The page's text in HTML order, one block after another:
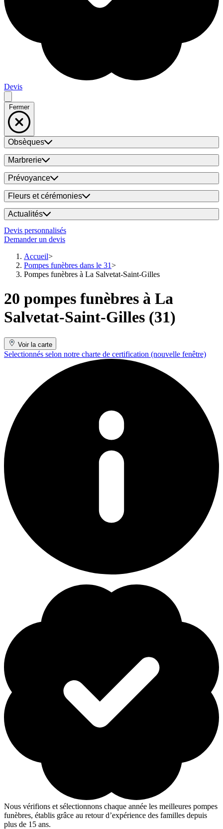
Devis
Fermer
Obsèques
Marbrerie
Prévoyance
Fleurs et cérémonies
Actualités
Devis personnalisés
Demander un devis
Accueil
Pompes funèbres dans le 31
Pompes funèbres à La Salvetat-Saint-Gilles
20 pompes funèbres à La
Salvetat-Saint-Gilles (31)
Voir la carte
Selectionnés selon notre charte de certification (nouvelle fenêtre)
Nous vérifions et sélectionnons chaque année les meilleures pompes
funèbres, établis grâce au retour d’expérience des familles depuis
plus de 15 ans.